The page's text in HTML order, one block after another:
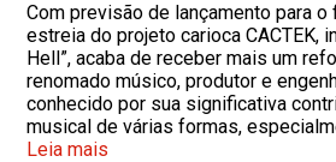
Com previsão de lançamento para o
estreia do projeto carioca CACTEK,
Hell”, acaba de receber mais um
renomado músico, produtor e
conhecido por sua significativa
musical de várias formas,
Leia mais